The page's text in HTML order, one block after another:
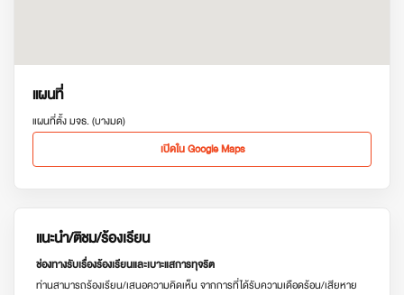
แผนที่
แผนที่ตั้ง มจธ. (บางมด)
เปิดใน Google Maps
แนะนำ/ติชม/ร้องเรียน
ช่องทางรับเรื่องร้องเรียนและเบาะแสการทุจริต
ท่านสามารถร้องเรียน/เสนอความคิดเห็น จากการที่ได้รับความเดือดร้อน/เสียหาย